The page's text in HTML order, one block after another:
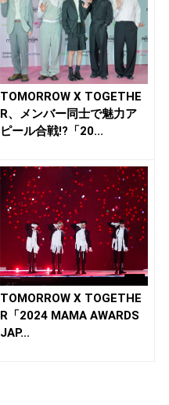
TOMORROW X TOGETHE
R、メンバー同士で魅力ア
ピール合戦!?「20...
TOMORROW X TOGETHE
R「2024 MAMA AWARDS
JAP...